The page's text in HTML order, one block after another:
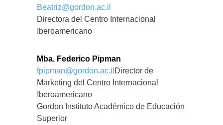
Beatriz@gordon.ac.il
Directora del Centro Internacional
Iberoamericano
Mba. Federico Pipman
fpipman@gordon.ac.il Director de
Marketing del Centro Internacional
Iberoamericano
Gordon Instituto Académico de Educación
Superior